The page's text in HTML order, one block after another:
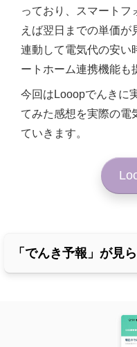
っており、スマートフ
えば翌日までの単価が
連動して電気代の安い
ートホーム連携機能も
今回はLooopでんきに
てみた感想を実際の電
ていきます。
「でんき予報」が見